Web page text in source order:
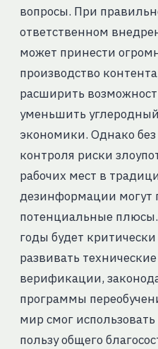
вопросы. При
ответственном
может принести
производство
расширить
уменьшить
экономики. Однако
контроля риски
рабочих мест в
дезинформации могут
потенциальные
годы будет
развивать
верификации,
программы
мир смог
пользу общего